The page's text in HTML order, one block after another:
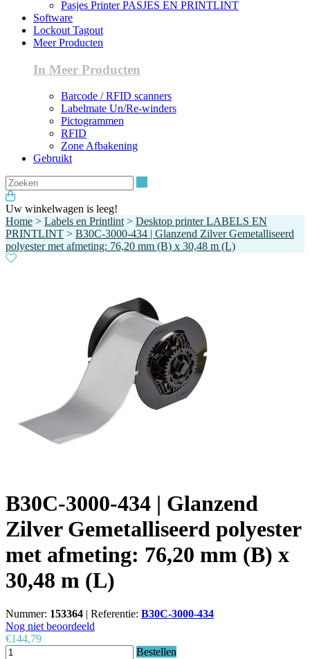
Pasjes Printer PASJES EN PRINTLINT
Software
Lockout Tagout
Meer Producten
In Meer Producten
Barcode / RFID scanners
Labelmate Un/Re-winders
Pictogrammen
RFID
Zone Afbakening
Gebruikt
Uw winkelwagen is leeg!
Home > Labels en Printlint > Desktop printer LABELS EN
PRINTLINT > B30C-3000-434 | Glanzend Zilver Gemetalliseerd
polyester met afmeting: 76,20 mm (B) x 30,48 m (L)
B30C-3000-434 | Glanzend
Zilver Gemetalliseerd polyester
met afmeting: 76,20 mm (B) x
30,48 m (L)
Nummer: 153364 | Referentie: B30C-3000-434
Nog niet beoordeeld
€144,79
Bestellen